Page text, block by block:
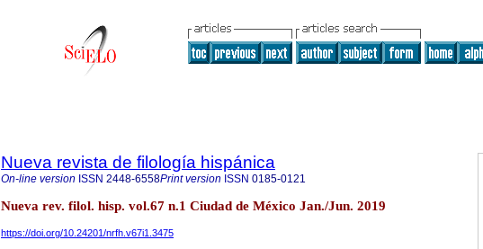
Nueva revista de filología hispánica
On-line version ISSN 2448-6558Print version ISSN 0185-0121
Nueva rev. filol. hisp. vol.67 n.1 Ciudad de México Jan./Jun. 2019
https://doi.org/10.24201/nrfh.v67i1.3475